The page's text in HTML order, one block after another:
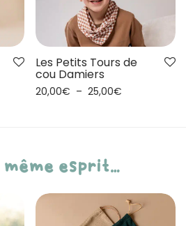
Les Petits Tours de
cou Damiers
20,00€ – 25,00€
même esprit…